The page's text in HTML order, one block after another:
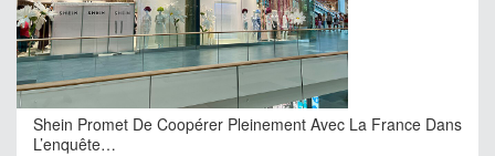
Shein Promet De Coopérer Pleinement Avec La France Dans
L’enquête…